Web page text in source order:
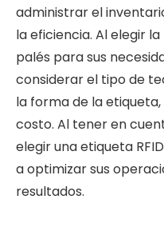
administrar el
la eficiencia. Al elegir
palés para sus
considerar el tipo de
la forma de la
costo. Al tener en
elegir una etiqueta
a optimizar sus
resultados.